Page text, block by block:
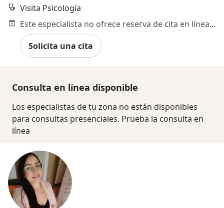
Visita Psicología
Este especialista no ofrece reserva de cita en línea en esta dirección.
Solicita una cita
Consulta en línea disponible
Los especialistas de tu zona no están disponibles
para consultas presenciales. Prueba la consulta en
línea